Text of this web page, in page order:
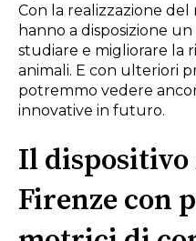
Con la realizzazione
hanno a disposizione
studiare e migliorare la
animali. E con ulteriori
potremmo vedere
innovative in futuro.
Il dispositivo
Firenze con